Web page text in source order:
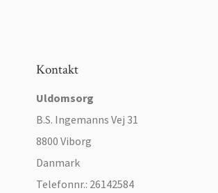
Kontakt
Uldomsorg
B.S. Ingemanns Vej 31
8800 Viborg
Danmark
Telefonnr.: 26142584